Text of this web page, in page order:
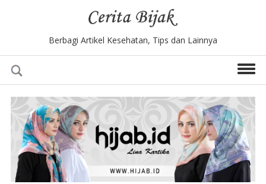
Berbagi Artikel Kesehatan, Tips dan Lainnya